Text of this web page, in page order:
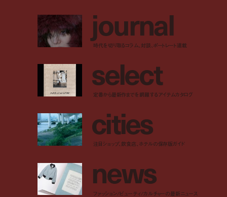
journal
時代を切り取るコラム、対談、ポートレート連載
select
定番から最新作までを網羅するアイテムカタログ
cities
注目ショップ、飲食店、ホテルの保存版ガイド
news
ファッション/ビューティ/カルチャーの最新ニュース